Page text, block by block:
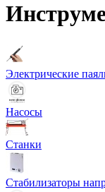
Электрические
Насосы
Станки
Стабилизаторы